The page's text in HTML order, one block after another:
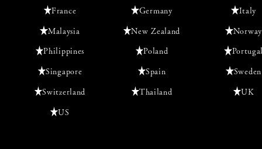
France Germany Italy
Malaysia New Zealand Norway
Philippines Poland
Singapore Spain Sweden
Switzerland Thailand UK
US